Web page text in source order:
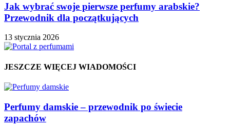
Jak wybrać swoje pierwsze perfumy arabskie?
Przewodnik dla początkujących
13 stycznia 2026
JESZCZE WIĘCEJ WIADOMOŚCI
Perfumy damskie – przewodnik po świecie
zapachów